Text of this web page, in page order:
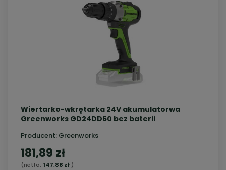
Wiertarko-wkrętarka 24V akumulatorwa
Greenworks GD24DD60 bez baterii
Producent: Greenworks
181,89 zł
(netto: 147,88 zł)